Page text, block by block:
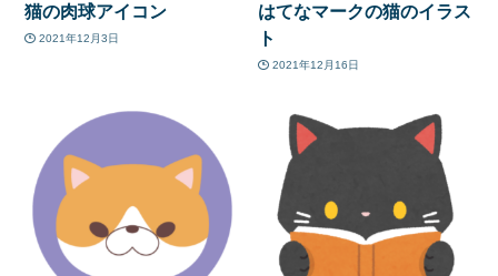
猫の肉球アイコン
2021年12月3日
はてなマークの猫のイラス
ト
2021年12月16日